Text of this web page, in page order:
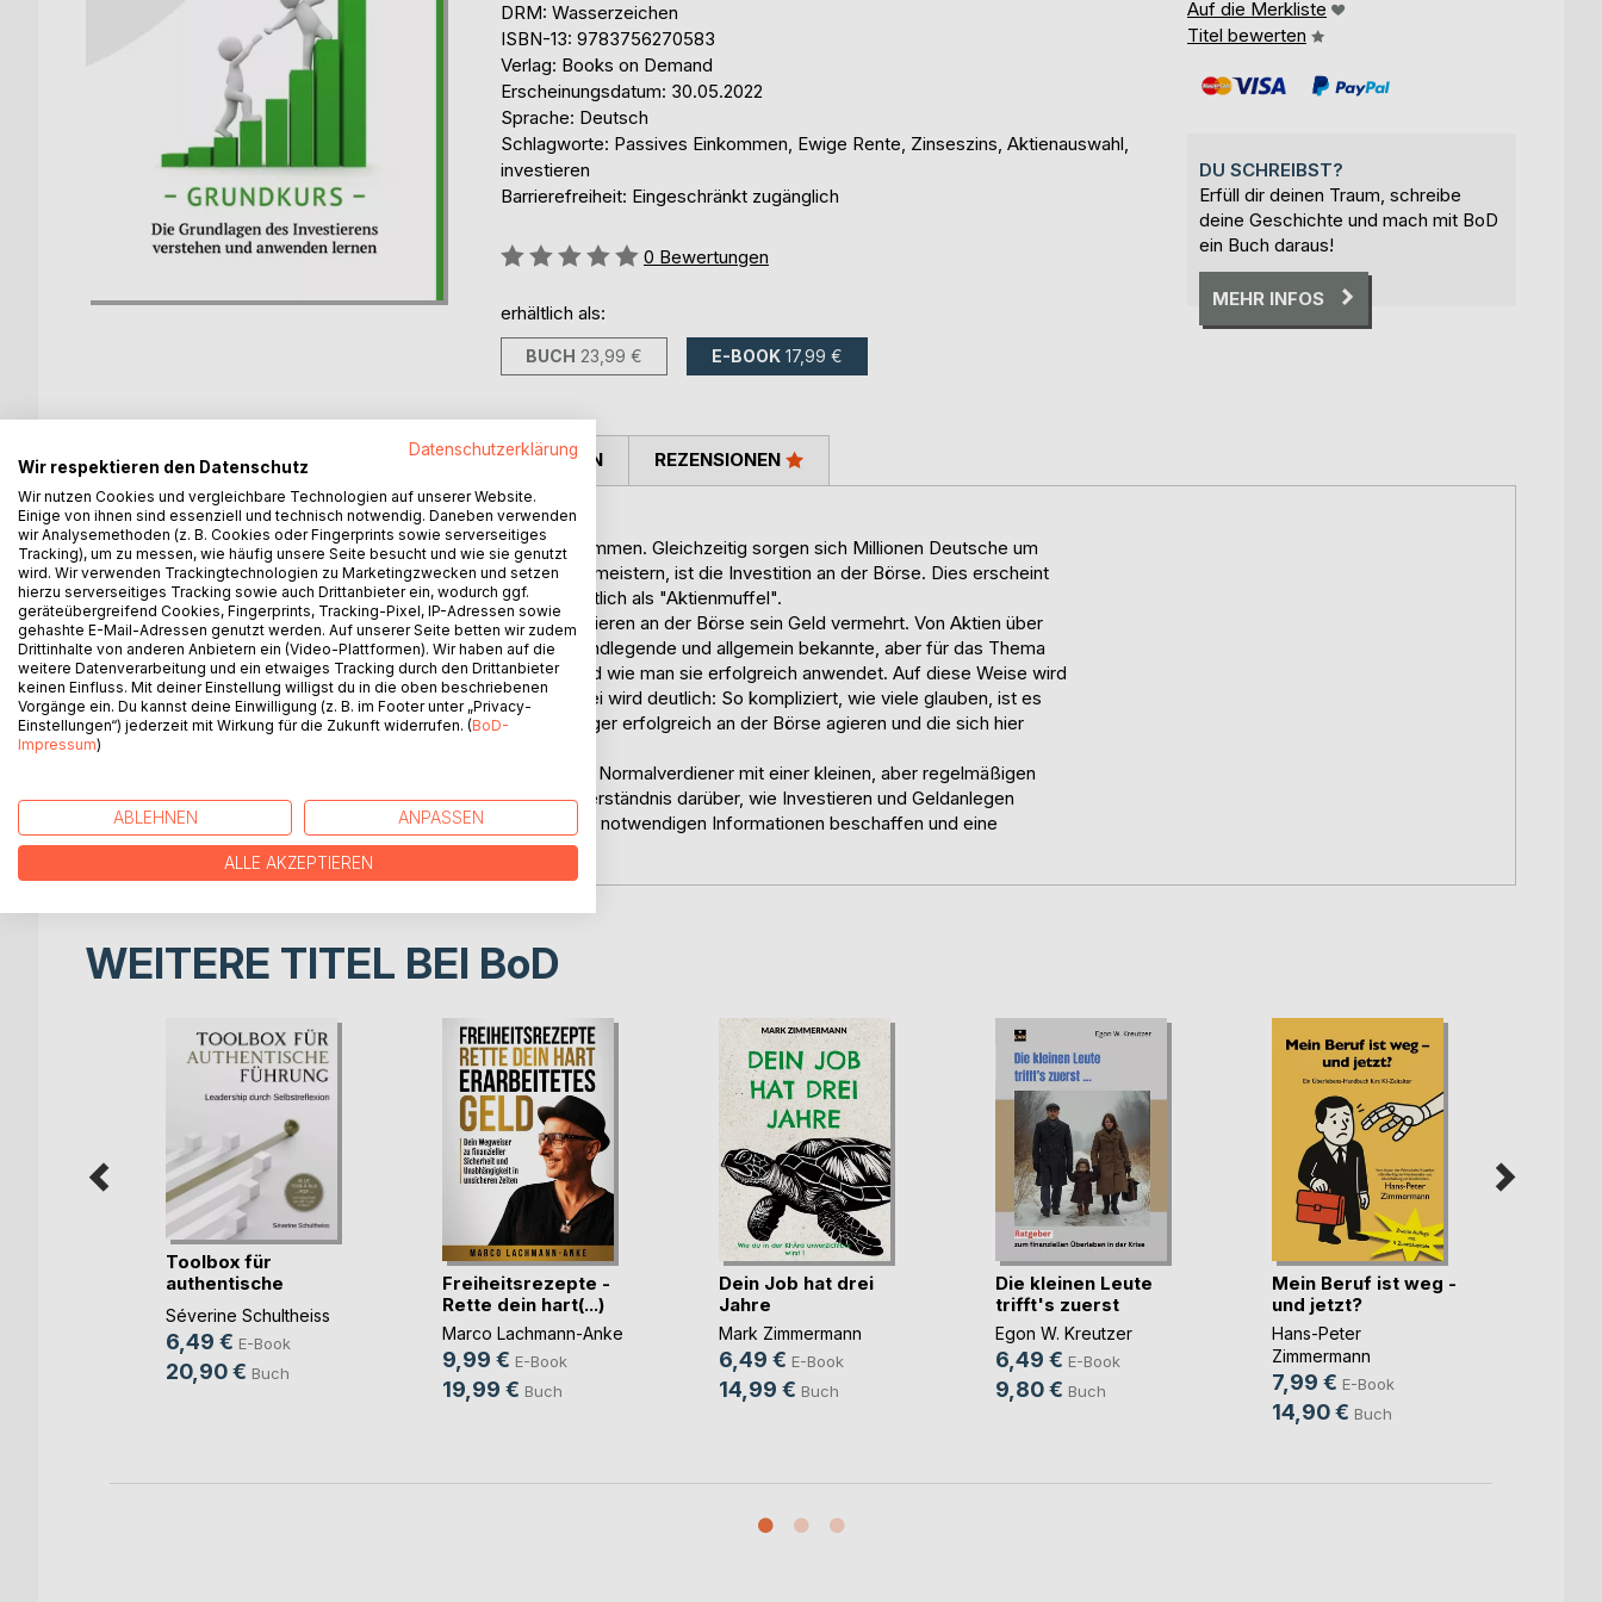
DRM: Wasserzeichen
ISBN-13: 9783756270583
Verlag: Books on Demand
Erscheinungsdatum: 30.05.2022
Sprache: Deutsch
Schlagworte: Passives Einkommen, Ewige Rente, Zinseszins, Aktienauswahl,
investieren
Barrierefreiheit: Eingeschränkt zugänglich
Bewertung::
0 Bewertungen
erhältlich als:
BUCH 23,99 € E-BOOK 17,99 €
Auf die Merkliste
Titel bewerten
DU SCHREIBST?
Erfüll dir deinen Traum, schreibe
deine Geschichte und mach mit BoD
ein Buch daraus!
MEHR INFOS
BESCHREIBUNG
Das Einmaleins des erfolgreichen Investierens
Viele Menschen wünschen sich ein passives Nebeneinkommen. Gleichzeitig sorgen sich Millionen Deutsche um
ihre künftige Alterssicherung. Eine Möglichkeit, beides zu meistern, ist die Investition an der Börse. Dies erscheint
vielen jedoch als zu riskant. Die Deutschen gelten bekanntlich als "Aktienmuffel".
Der Ratgeber für Kleinanleger zeigt, wie man durch Investieren an der Börse sein Geld vermehrt. Von Aktien über
ETFs und Fonds bis zum Zinseszins: Erläutert werden grundlegende und allgemein bekannte, aber für das Thema
relevante Begriffe aus den Wirtschaftswissenschaften und wie man sie erfolgreich anwendet. Auf diese Weise wird
bisher Komplexes verständlich und praxisnah erklärt. Dabei wird deutlich: So kompliziert, wie viele glauben, ist es
gar nicht. Mit den geschilderten Kenntnissen können Anleger erfolgreich an der Börse agieren und die sich hier
Dafür muss man nicht reich sein. Das Buch zeigt, wie sich Normalverdiener mit einer kleinen, aber regelmäßigen
Sparrate eine Rente aufbauen können. Es vermittelt ein Verständnis darüber, wie Investieren und Geldanlegen
funktioniert. Dabei macht es deutlich, wie sich Anleger die notwendigen Informationen beschaffen und eine
nachhaltige Investitionsstrategie entwickeln können.
AUTOR/IN PRESSESTIMMEN REZENSIONEN
WEITERE TITEL BEI BoD
Toolbox für
authentische
Führung
Séverine Schultheiss
6,49 € E-Book
20,90 € Buch
Freiheitsrezepte -
Rette dein hart(...)
Marco Lachmann-Anke
9,99 € E-Book
19,99 € Buch
Dein Job hat drei
Jahre
Mark Zimmermann
6,49 € E-Book
14,99 € Buch
Die kleinen Leute
trifft's zuerst
Egon W. Kreutzer
6,49 € E-Book
9,80 € Buch
Mein Beruf ist weg -
und jetzt?
Hans-Peter
Zimmermann
7,99 € E-Book
14,90 € Buch
Datenschutzerklärung
Wir respektieren den Datenschutz
Wir nutzen Cookies und vergleichbare Technologien auf unserer Website.
Einige von ihnen sind essenziell und technisch notwendig. Daneben verwenden
wir Analysemethoden (z. B. Cookies oder Fingerprints sowie serverseitiges
Tracking), um zu messen, wie häufig unsere Seite besucht und wie sie genutzt
wird. Wir verwenden Trackingtechnologien zu Marketingzwecken und setzen
hierzu serverseitiges Tracking sowie auch Drittanbieter ein, wodurch ggf.
geräteübergreifend Cookies, Fingerprints, Tracking-Pixel, IP-Adressen sowie
gehashte E-Mail-Adressen genutzt werden. Auf unserer Seite betten wir zudem
Drittinhalte von anderen Anbietern ein (Video-Plattformen). Wir haben auf die
weitere Datenverarbeitung und ein etwaiges Tracking durch den Drittanbieter
keinen Einfluss. Mit deiner Einstellung willigst du in die oben beschriebenen
Vorgänge ein. Du kannst deine Einwilligung (z. B. im Footer unter „Privacy-
Einstellungen“) jederzeit mit Wirkung für die Zukunft widerrufen. (BoD-
Impressum)
ABLEHNEN ANPASSEN
ALLE AKZEPTIEREN